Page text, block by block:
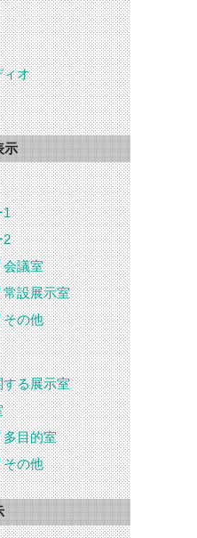
ィオ
示
1
2
会議室
常設展示室
その他
る展示室
多目的室
その他